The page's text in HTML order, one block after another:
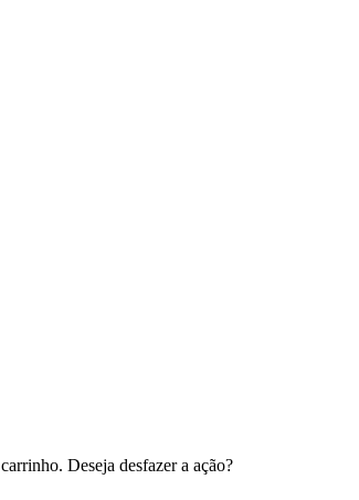
Deseja desfazer a ação?